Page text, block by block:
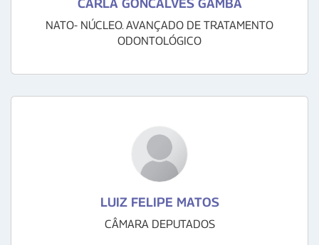
CARLA GONCALVES GAMBA
NATO- NÚCLEO. AVANÇADO DE TRATAMENTO
ODONTOLÓGICO
LUIZ FELIPE MATOS
CÂMARA DEPUTADOS